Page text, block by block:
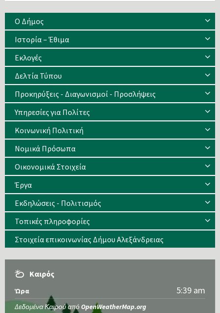
Ο Δήμος
Ιστορία – Έθιμα
Eκλογές
Δελτία Τύπου
Προκηρύξεις - Διαγωνισμοί - Προσλήψεις
Υπηρεσίες για Πολίτες
Κοινωνική Πολιτική
Νομικά Πρόσωπα
Οικονομικά Στοιχεία
Έργα
Εκδηλώσεις - Πολιτισμός
Τοπικές πληροφορίες
Στοιχεία επικοινωνίας Δήμου Αλεξάνδρειας
Καιρός
Ώρα 5:39 am
Δεδομένα Καιρού από OpenWeatherMap.org